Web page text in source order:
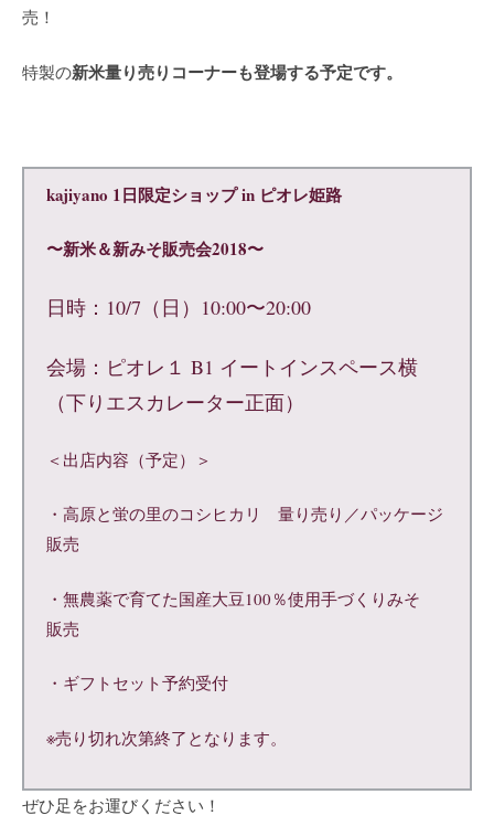
売！
特製の新米量り売りコーナーも登場する予定です。
kajiyano 1日限定ショップ in ピオレ姫路
〜新米＆新みそ販売会2018〜
日時：10/7（日）10:00〜20:00
会場：ピオレ１ B1 イートインスペース横
（下りエスカレーター正面）
＜出店内容（予定）＞
・高原と蛍の里のコシヒカリ 量り売り／パッケージ
販売
・無農薬で育てた国産大豆100％使用手づくりみそ
販売
・ギフトセット予約受付
※売り切れ次第終了となります。
ぜひ足をお運びください！